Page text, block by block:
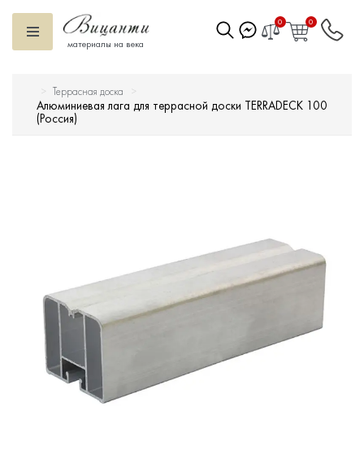
материалы на века
0 0
Искусственный камень
Ступени
Сухие смеси
Сопутствующие товары
Террасная доска
Алюминиевая лага для террасной доски TERRADECK 100
(Россия)